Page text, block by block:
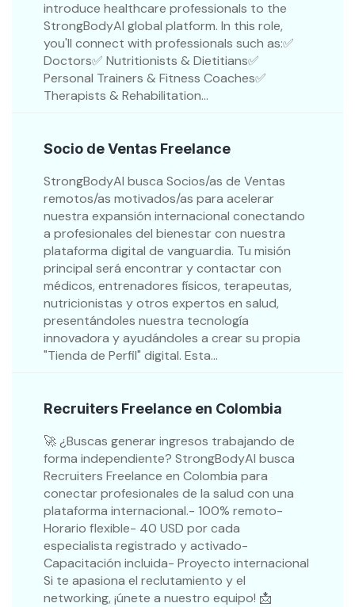
introduce healthcare professionals to the
StrongBodyAI global platform. In this role,
you'll connect with professionals such as:✅
Doctors✅ Nutritionists & Dietitians✅
Personal Trainers & Fitness Coaches✅
Therapists & Rehabilitation...
Socio de Ventas Freelance
StrongBodyAI busca Socios/as de Ventas
remotos/as motivados/as para acelerar
nuestra expansión internacional conectando
a profesionales del bienestar con nuestra
plataforma digital de vanguardia. Tu misión
principal será encontrar y contactar con
médicos, entrenadores físicos, terapeutas,
nutricionistas y otros expertos en salud,
presentándoles nuestra tecnología
innovadora y ayudándoles a crear su propia
"Tienda de Perfil" digital. Esta...
Recruiters Freelance en Colombia
🚀 ¿Buscas generar ingresos trabajando de
forma independiente? StrongBodyAI busca
Recruiters Freelance en Colombia para
conectar profesionales de la salud con una
plataforma internacional.- 100% remoto-
Horario flexible- 40 USD por cada
especialista registrado y activado-
Capacitación incluida- Proyecto internacional
Si te apasiona el reclutamiento y el
networking, ¡únete a nuestro equipo! 📩